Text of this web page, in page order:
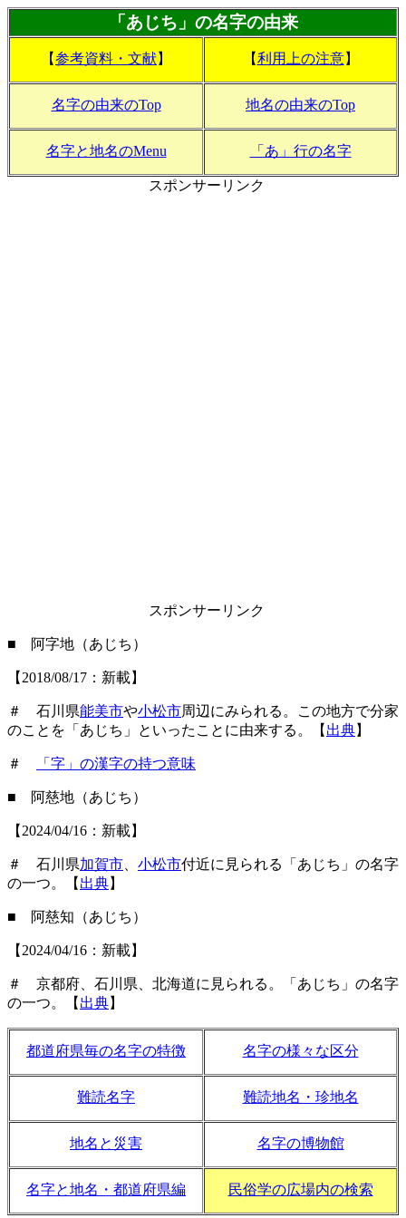
「あじち」の名字の由来
【参考資料・文献】 【利用上の注意】
名字の由来のTop 地名の由来のTop
名字と地名のMenu 「あ」行の名字
スポンサーリンク
スポンサーリンク
■ 阿字地（あじち）
【2018/08/17：新載】
＃ 石川県能美市や小松市周辺にみられる。この地方で分家
のことを「あじち」といったことに由来する。【 出典】
＃ 「字」の漢字の持つ意味
■ 阿慈地（あじち）
【2024/04/16：新載】
＃ 石川県加賀市 小松市付近に見られる「あじち」の名字
の一つ。【 出典】
■ 阿慈知（あじち）
【2024/04/16：新載】
＃ 京都府、石川県、北海道に見られる。「あじち」の名字
の一つ。【 出典】
都道府県毎の名字の特徴 名字の様々な区分
難読名字 難読地名・珍地名
地名と災害 名字の博物館
名字と地名・都道府県編 民俗学の広場内の検索